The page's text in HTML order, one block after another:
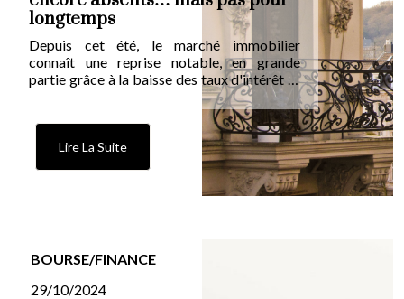
longtemps
Depuis cet été, le marché immobilier
connaît une reprise notable, en grande
partie grâce à la baisse des taux d'intérêt et
à l'assouplissement des conditions de prêt
Lire La Suite
BOURSE/FINANCE
29/10/2024